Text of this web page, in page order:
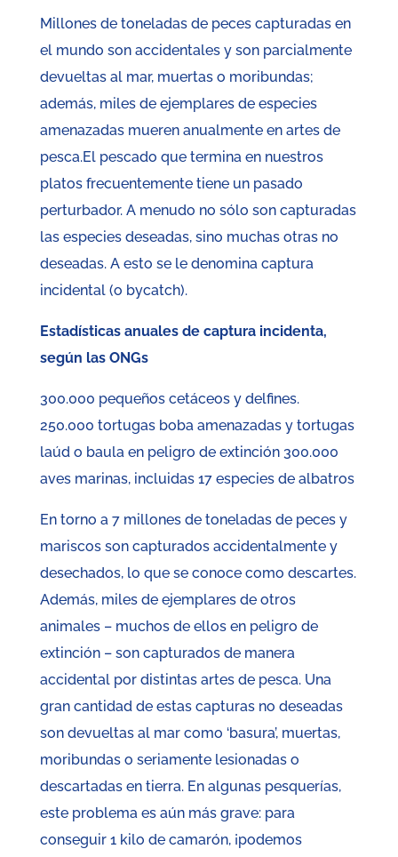
Millones de toneladas de peces capturadas en
el mundo son accidentales y son parcialmente
devueltas al mar, muertas o moribundas;
además, miles de ejemplares de especies
amenazadas mueren anualmente en artes de
pesca.El pescado que termina en nuestros
platos frecuentemente tiene un pasado
perturbador. A menudo no sólo son capturadas
las especies deseadas, sino muchas otras no
deseadas. A esto se le denomina captura
incidental (o bycatch).
Estadísticas anuales de captura incidenta,
según las ONGs
300.000 pequeños cetáceos y delfines.
250.000 tortugas boba amenazadas y tortugas
laúd o baula en peligro de extinción 300.000
aves marinas, incluidas 17 especies de albatros
En torno a 7 millones de toneladas de peces y
mariscos son capturados accidentalmente y
desechados, lo que se conoce como descartes.
Además, miles de ejemplares de otros
animales – muchos de ellos en peligro de
extinción – son capturados de manera
accidental por distintas artes de pesca. Una
gran cantidad de estas capturas no deseadas
son devueltas al mar como ‘basura’, muertas,
moribundas o seriamente lesionadas o
descartadas en tierra. En algunas pesquerías,
este problema es aún más grave: para
conseguir 1 kilo de camarón, ¡podemos